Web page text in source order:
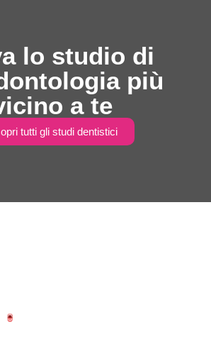
lo studio di
più
a te
tutti gli studi dentistici